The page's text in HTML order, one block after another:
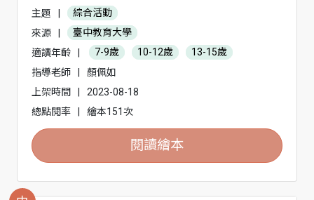
主題
綜合活動
來源
臺中教育大學
適讀年齡
7-9歲 10-12歲
13-15歲
指導老師
顏佩如
上架時間
2023-08-18
總點閱率
繪本151次
閱讀繪本